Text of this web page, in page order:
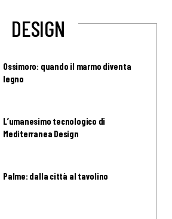
DESIGN
Ossimoro: quando il marmo diventa
legno
L’umanesimo tecnologico di
Mediterranea Design
Palme: dalla città al tavolino